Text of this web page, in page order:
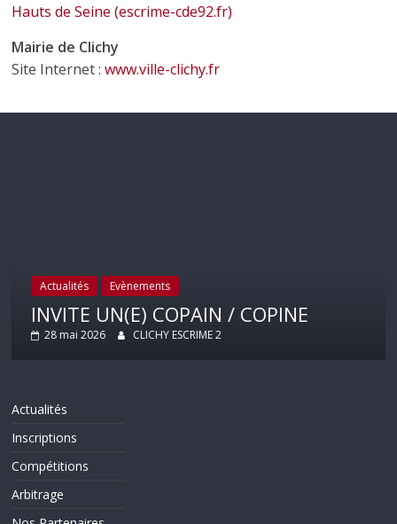
Hauts de Seine (escrime-cde92.fr)
Mairie de Clichy
Site Internet :www.ville-clichy.fr
Actualités Evènements
INVITE UN(E) COPAIN / COPINE
28 mai 2026 CLICHY ESCRIME 2
Actualités
Inscriptions
Compétitions
Arbitrage